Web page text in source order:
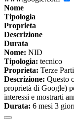
Nome
Tipologia
Proprieta
Descrizione
Durata
Nome: NID
Tipologia: tecnico
Proprieta: Terze Parti
Descrizione: Questo
proprietà di Google)
interessi e mostrarti
Durata: 6 mesi 3